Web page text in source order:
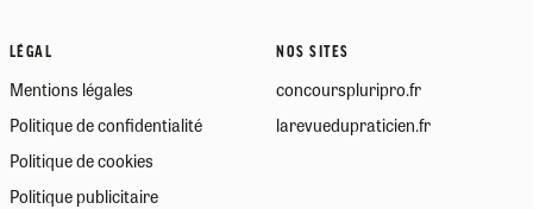
LÉGAL
Mentions légales
Politique de confidentialité
Politique de cookies
Politique publicitaire
NOS SITES
concourspluripro.fr
larevuedupraticien.fr